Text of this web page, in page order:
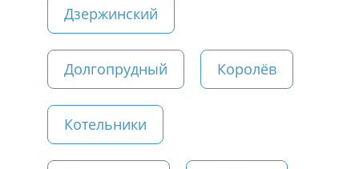
Дзержинский
Долгопрудный Королёв
Котельники